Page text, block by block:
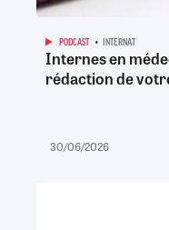
PODCAST INTERNAT
Internes en
rédaction de
30/06/2026